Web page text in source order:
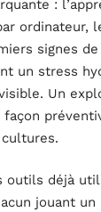
:
ordinateur,
signes
un stress
Un
outils déjà
jouant